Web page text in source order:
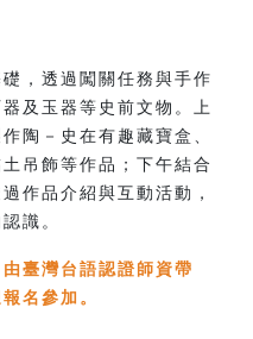
，透過闖關任務與手作
及玉器等史前文物。上
陶－史在有趣藏寶盒、
吊飾等作品；下午結合
作品介紹與互動活動，
識。
臺灣台語認證師資帶
名參加。